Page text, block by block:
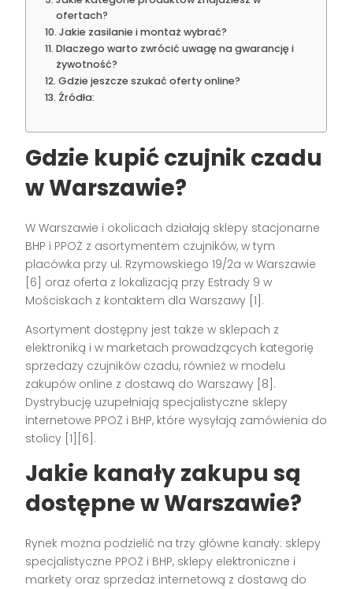
ofertach?
Jakie zasilanie i montaż wybrać?
Dlaczego warto zwrócić uwagę na gwarancję i
żywotność?
Gdzie jeszcze szukać oferty online?
Źródła:
Gdzie kupić czujnik czadu
w Warszawie?
W Warszawie i okolicach działają sklepy stacjonarne
BHP i PPOŻ z asortymentem czujników, w tym
placówka przy ul. Rzymowskiego 19/2a w Warszawie
[6] oraz oferta z lokalizacją przy Estrady 9 w
Mościskach z kontaktem dla Warszawy [1].
Asortyment dostępny jest także w sklepach z
elektroniką i w marketach prowadzących kategorię
sprzedaży czujników czadu, również w modelu
zakupów online z dostawą do Warszawy [8].
Dystrybucję uzupełniają specjalistyczne sklepy
internetowe PPOŻ i BHP, które wysyłają zamówienia do
stolicy [1][6].
Jakie kanały zakupu są
dostępne w Warszawie?
Rynek można podzielić na trzy główne kanały: sklepy
specjalistyczne PPOŻ i BHP, sklepy elektroniczne i
markety oraz sprzedaż internetową z dostawą do